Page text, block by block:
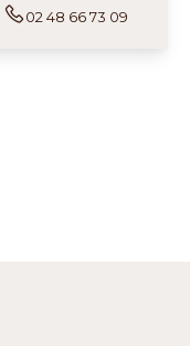
02 48 66 73 09